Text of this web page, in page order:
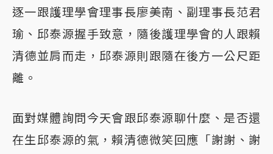
逐一跟護理學會理事長廖美南、副理事長范君
瑜、邱泰源握手致意，隨後護理學會的人跟賴
清德並肩而走，邱泰源則跟隨在後方一公尺距
離。
面對媒體詢問今天會跟邱泰源聊什麼、是否還
在生邱泰源的氣，賴清德微笑回應「謝謝、謝